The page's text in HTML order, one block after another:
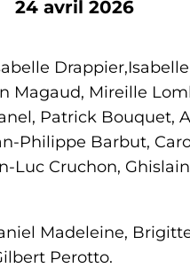
24 avril 2026
Drappier,Isabelle
Magaud, Mireille
Patrick Bouquet,
Philippe Barbut,
Luc Cruchon,
Madeleine,
Perotto.